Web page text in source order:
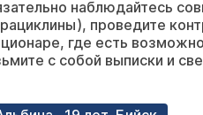
наблюдайтесь
проведите
где есть
с собой выписки и